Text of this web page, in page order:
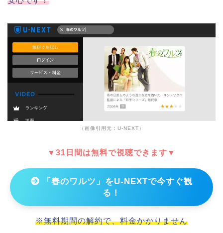
（画像引用元：U-NEXT）
▼31日間は無料で視聴できます▼
「春のワルツ」をU-NEXTで今すぐ観
る！
※無料期間の解約で、料金かかりません